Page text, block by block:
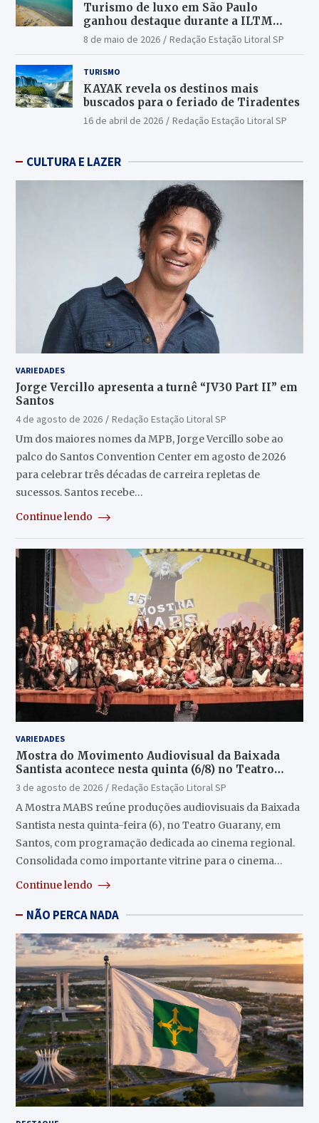
Turismo de luxo em São Paulo
ganhou destaque durante a ILTM
Latin America 2026
8 de maio de 2026 Redação Estação Litoral SP
TURISMO
KAYAK revela os destinos mais
buscados para o feriado de Tiradentes
16 de abril de 2026 Redação Estação Litoral SP
CULTURA E LAZER
VARIEDADES
Jorge Vercillo apresenta a turnê “JV30 Part II” em
Santos
4 de agosto de 2026
Redação Estação Litoral SP
Um dos maiores nomes da MPB, Jorge Vercillo sobe ao
palco do Santos Convention Center em agosto de 2026
para celebrar três décadas de carreira repletas de
sucessos. Santos recebe…
Continue lendo
VARIEDADES
Mostra do Movimento Audiovisual da Baixada
Santista acontece nesta quinta (6/8) no Teatro
Guarany
3 de agosto de 2026
Redação Estação Litoral SP
A Mostra MABS reúne produções audiovisuais da Baixada
Santista nesta quinta-feira (6), no Teatro Guarany, em
Santos, com programação dedicada ao cinema regional.
Consolidada como importante vitrine para o cinema…
Continue lendo
NÃO PERCA NADA